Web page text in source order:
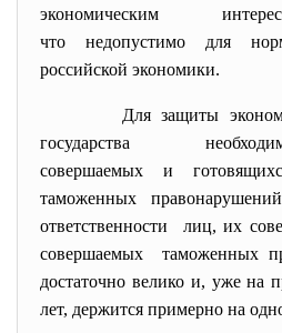
экономическим
что недопустимо для
российской экономики.
Для защиты
государства
совершаемых и
таможенных
ответственности лиц, их
совершаемых таможенных
достаточно велико и, уже на
лет, держится примерно на